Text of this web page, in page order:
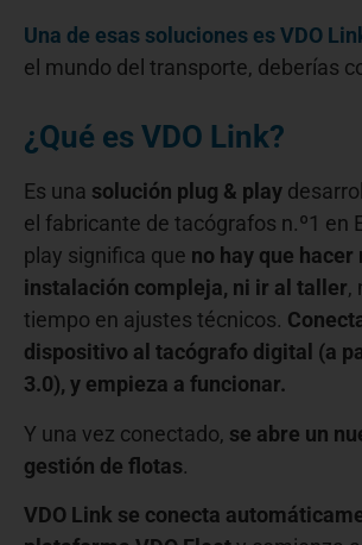
Una de esas soluciones es VDO
el mundo del transporte, deberías
¿Qué es VDO Link?
Es una solución plug & play
el fabricante de tacógrafos n.º1 en
play significa que no hay que hacer
instalación compleja, ni ir al taller,
tiempo en ajustes técnicos.
dispositivo al tacógrafo digital (a
3.0), y empieza a funcionar.
Y una vez conectado, se abre un
gestión de flotas.
VDO Link se conecta